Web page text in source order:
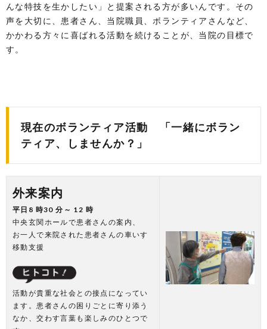
んな特技を生かしたい」と提案される方が多いんです。その
声を大切に、患者さん、当院職員、ボランティアさんなど、
かかわる方々に喜ばれる活動を続けることが、当院の目標で
す。
現在のボランティア活動 「一緒にボラン
ティア、しませんか？」
外来案内
平日8 時30 分～ 12 時
中央玄関ホールで患者さんの案内、
お一人で来院された患者さんの車いす
移動支援
活動が貴重な社会との接点になってい
ます。患者さんの困りごとに寄り添う
なか、交わす言葉も楽しみのひとつで